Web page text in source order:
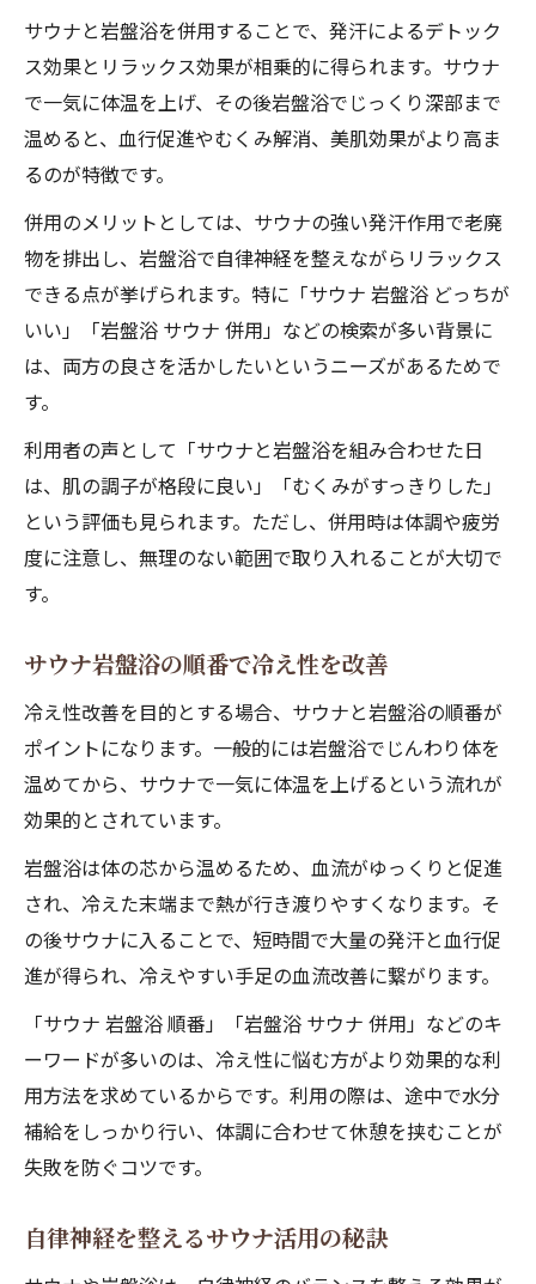
サウナと岩盤浴を併用することで、発汗によるデトック
ス効果とリラックス効果が相乗的に得られます。サウナ
で一気に体温を上げ、その後岩盤浴でじっくり深部まで
温めると、血行促進やむくみ解消、美肌効果がより高ま
るのが特徴です。
併用のメリットとしては、サウナの強い発汗作用で老廃
物を排出し、岩盤浴で自律神経を整えながらリラックス
できる点が挙げられます。特に「サウナ 岩盤浴 どっちが
いい」「岩盤浴 サウナ 併用」などの検索が多い背景に
は、両方の良さを活かしたいというニーズがあるためで
す。
利用者の声として「サウナと岩盤浴を組み合わせた日
は、肌の調子が格段に良い」「むくみがすっきりした」
という評価も見られます。ただし、併用時は体調や疲労
度に注意し、無理のない範囲で取り入れることが大切で
す。
サウナ岩盤浴の順番で冷え性を改善
冷え性改善を目的とする場合、サウナと岩盤浴の順番が
ポイントになります。一般的には岩盤浴でじんわり体を
温めてから、サウナで一気に体温を上げるという流れが
効果的とされています。
岩盤浴は体の芯から温めるため、血流がゆっくりと促進
され、冷えた末端まで熱が行き渡りやすくなります。そ
の後サウナに入ることで、短時間で大量の発汗と血行促
進が得られ、冷えやすい手足の血流改善に繋がります。
「サウナ 岩盤浴 順番」「岩盤浴 サウナ 併用」などのキ
ーワードが多いのは、冷え性に悩む方がより効果的な利
用方法を求めているからです。利用の際は、途中で水分
補給をしっかり行い、体調に合わせて休憩を挟むことが
失敗を防ぐコツです。
自律神経を整えるサウナ活用の秘訣